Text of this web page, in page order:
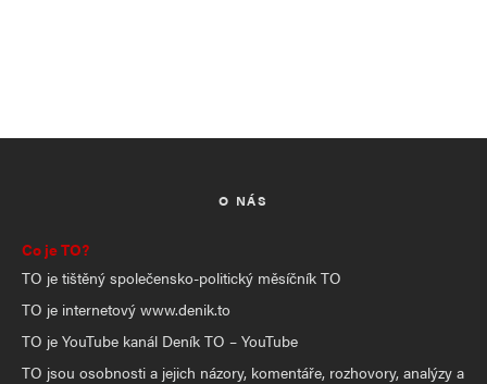
O NÁS
Co je TO?
TO je tištěný společensko-politický měsíčník TO
TO je internetový www.denik.to
TO je YouTube kanál Deník TO – YouTube
TO jsou osobnosti a jejich názory, komentáře, rozhovory, analýzy a